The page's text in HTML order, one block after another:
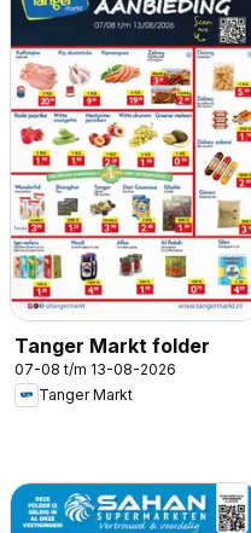
Tanger Markt folder
07-08 t/m 13-08-2026
Tanger Markt